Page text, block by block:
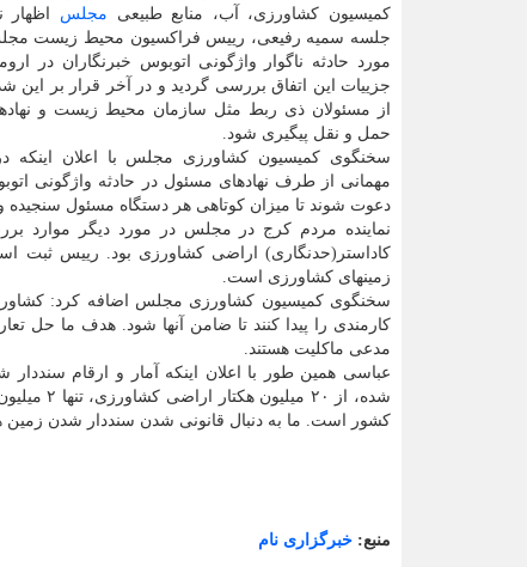
کمیسیون کشاورزی، آب، منابع طبیعی مجلس اظهار
جلسه سمیه رفیعی، رییس فراکسیون محیط زیست
مورد حادثه ناگوار واژگونی اتوبوس خبرنگاران در
جزییات این اتفاق بررسی گردید و در آخر قرار بر این
از مسئولان ذی ربط مثل سازمان محیط زیست و
حمل و نقل پیگیری شود.
سخنگوی کمیسیون کشاورزی مجلس با اعلان اینکه
مهمانی از طرف نهادهای مسئول در حادثه واژگونی
دعوت شوند تا میزان کوتاهی هر دستگاه مسئول سنجیده
نماینده مردم کرج در مجلس در مورد دیگر موارد
کاداستر(حدنگاری) اراضی کشاورزی بود. رییس
زمینهای کشاورزی است.
سخنگوی کمیسیون کشاورزی مجلس اضافه کرد:
کارمندی را پیدا کنند تا ضامن آنها شود. هدف ما حل
مدعی ماکلیت هستند.
عباسی همین طور با اعلان اینکه آمار و ارقام
شده، از
کشور است. ما به دنبال قانونی شدن سنددار شدن زمین
منبع: خبرگزاری نام